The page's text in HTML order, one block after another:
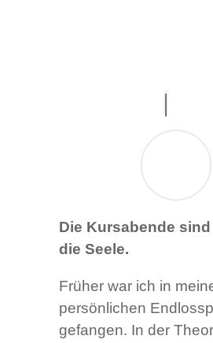
Die Kursabende
die Seele.
Früher war ich in
persönlichen
gefangen. In der